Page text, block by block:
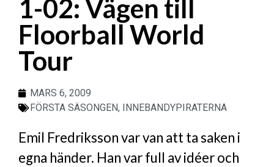
1-02: Vägen till
Floorball World
Tour
MARS 6, 2009
FÖRSTA SÄSONGEN, INNEBANDYPIRATERNA
Emil Fredriksson var van att ta saken i
egna händer. Han var full av idéer och